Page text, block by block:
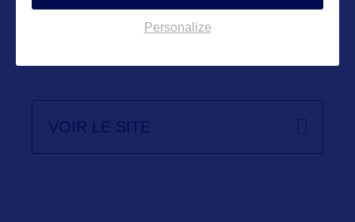
VOIR LE SITE
Personalize